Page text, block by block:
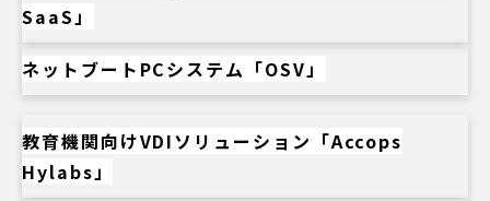
SaaS」
ネットブートPCシステム「OSV」
教育機関向けVDIソリューション「Accops
Hylabs」